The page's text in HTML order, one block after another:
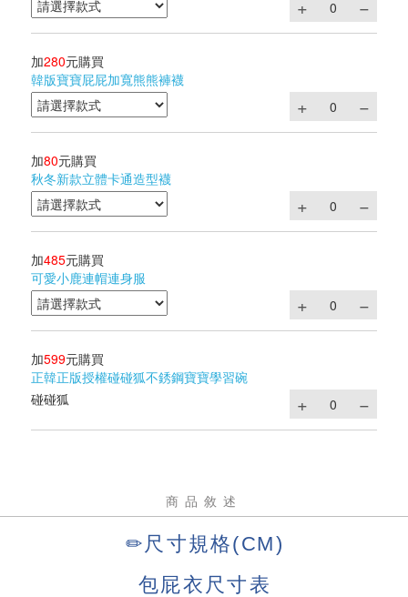
加280元購買
韓版寶寶屁屁加寬熊熊褲襪
加80元購買
秋冬新款立體卡通造型襪
加485元購買
可愛小鹿連帽連身服
加599元購買
正韓正版授權碰碰狐不銹鋼寶寶學習碗
碰碰狐
商品敘述